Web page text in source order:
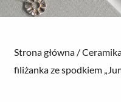
Strona główna /
filiżanka ze spodkiem